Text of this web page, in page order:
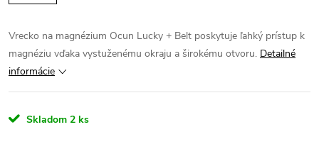
Vrecko na magnézium Ocun Lucky + Belt poskytuje ľahký prístup k
magnéziu vďaka vystuženému okraju a širokému otvoru. Detailné
informácie
Skladom 2 ks